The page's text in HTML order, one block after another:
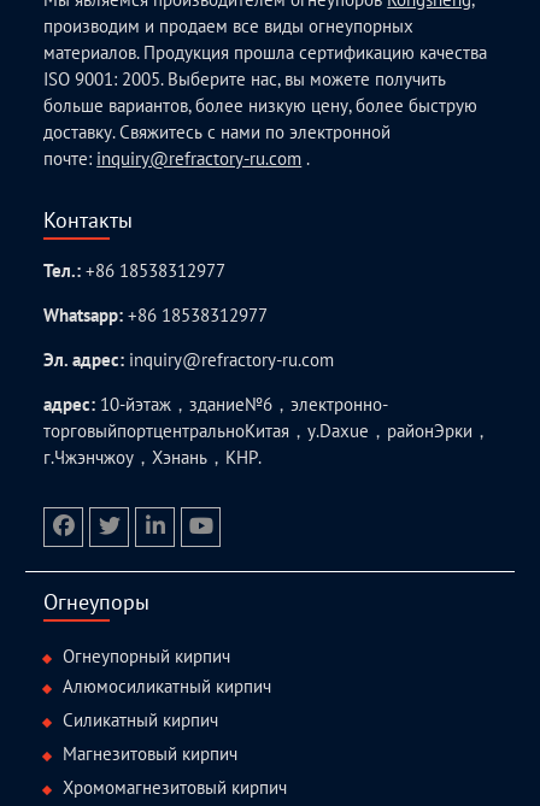
производим и продаем все виды огнеупорных
материалов. Продукция прошла сертификацию качества
ISO 9001: 2005. Выберите нас, вы можете получить
больше вариантов, более низкую цену, более быструю
доставку. Свяжитесь с нами по электронной
почте: inquiry@refractory-ru.com .
Контакты
Тел.:+86 18538312977
Whatsapp:+86 18538312977
Эл. адрес: inquiry@refractory-ru.com
адрес: 10-йэтаж，здание№6，электронно-
торговыйпортцентральноКитая，у.Daxue，районЭрки，
г.Чжэнчжоу，Хэнань，КНР.
Огнеупоры
Огнеупорный кирпич
Алюмосиликатный кирпич
Силикатный кирпич
Магнезитовый кирпич
Хромомагнезитовый кирпич